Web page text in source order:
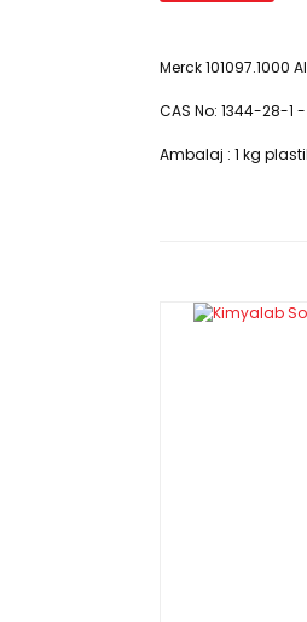
Merck
CAS No: 1344-28-1
Ambalaj : 1 kg